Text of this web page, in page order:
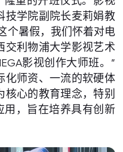
技学院副院长麦莉娟教
个暑假，我们怀着对电
交利物浦大学影视艺术
影视创作大师班。”
化师资、一流的软硬体
心的教育理念，特别
用，旨在培养具有创新